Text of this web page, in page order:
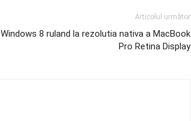
Articolul următor
Windows 8 ruland la rezolutia nativa a MacBook
Pro Retina Display